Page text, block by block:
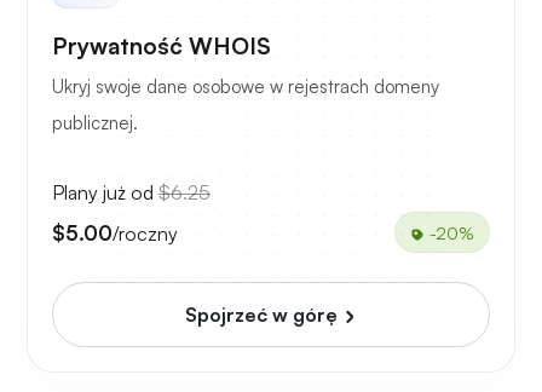
Prywatność WHOIS
Ukryj swoje dane osobowe w rejestrach domeny
publicznej.
Plany już od $6.25
$5.00/roczny -20%
Spojrzeć w górę